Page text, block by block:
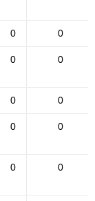
0 0
0 0
0 0
0 0
0 0